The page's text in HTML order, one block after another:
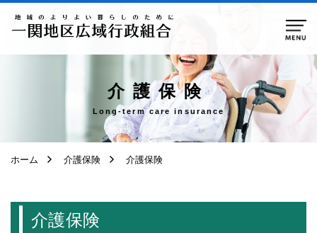
介護保険
Long-term care insurance
ホーム 介護保険 介護保険
介護保険